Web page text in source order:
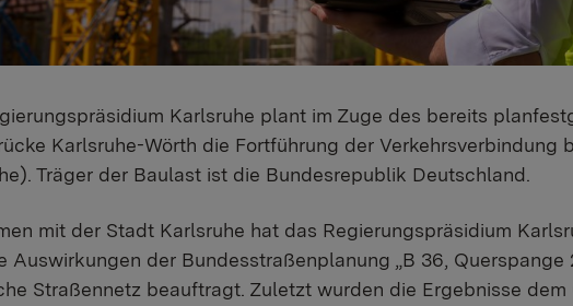
Karlsruhe plant im Zuge des bereits
Karlsruhe-Wörth die Fortführung der Verkehrsverbindung
Träger der Baulast ist die Bundesrepublik Deutschland.
mit der Stadt Karlsruhe hat das Regierungspräsidium
Auswirkungen der Bundesstraßenplanung „B 36, Querspange
Straßennetz beauftragt. Zuletzt wurden die Ergebnisse